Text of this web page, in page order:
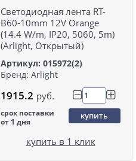
Светодиодная лента RT-
B60-10mm 12V Orange
(14.4 W/m, IP20, 5060, 5m)
(Arlight, Открытый)
Артикул: 015972(2)
Бренд: Arlight
1915.2 руб.
срок поставки
от 1 дня
купить
купить в 1 клик